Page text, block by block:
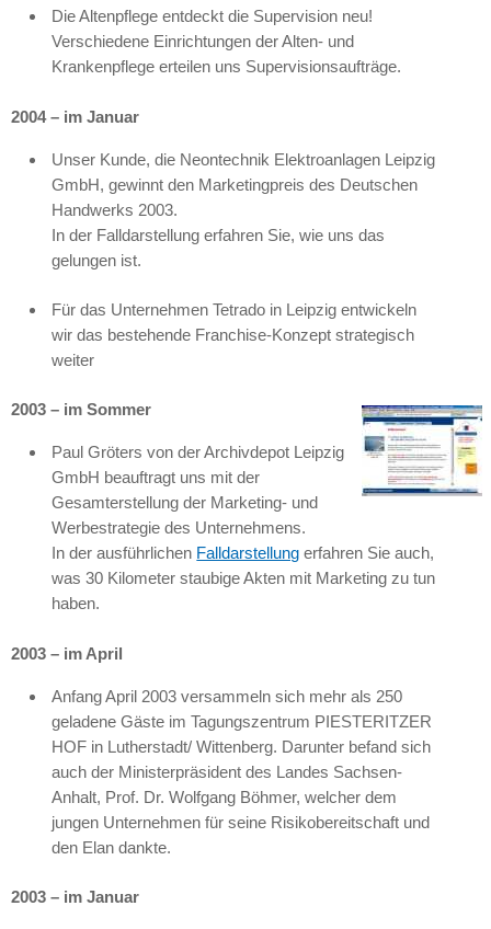
Die Altenpflege entdeckt die Supervision neu!
Verschiedene Einrichtungen der Alten- und
Krankenpflege erteilen uns Supervisionsaufträge.
2004 – im Januar
Unser Kunde, die Neontechnik Elektroanlagen Leipzig
GmbH, gewinnt den Marketingpreis des Deutschen
Handwerks 2003.
In der Falldarstellung erfahren Sie, wie uns das
gelungen ist.
Für das Unternehmen Tetrado in Leipzig entwickeln
wir das bestehende Franchise-Konzept strategisch
weiter
2003 – im Sommer
Paul Gröters von der Archivdepot Leipzig
GmbH beauftragt uns mit der
Gesamterstellung der Marketing- und
Werbestrategie des Unternehmens.
In der ausführlichen Falldarstellung erfahren Sie auch,
was 30 Kilometer staubige Akten mit Marketing zu tun
haben.
2003 – im April
Anfang April 2003 versammeln sich mehr als 250
geladene Gäste im Tagungszentrum PIESTERITZER
HOF in Lutherstadt/ Wittenberg. Darunter befand sich
auch der Ministerpräsident des Landes Sachsen-
Anhalt, Prof. Dr. Wolfgang Böhmer, welcher dem
jungen Unternehmen für seine Risikobereitschaft und
den Elan dankte.
2003 – im Januar